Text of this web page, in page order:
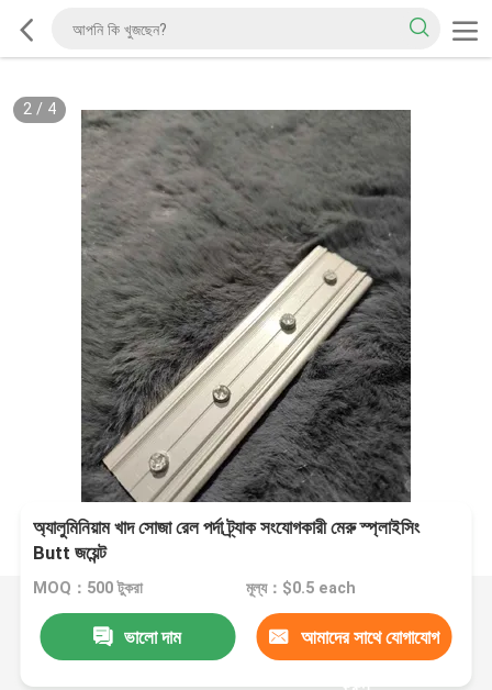
2/ 4
অ্যালুমিনিয়াম খাদ সোজা রেল পর্দা ট্র্যাক সংযোগকারী মেরু স্প্লাইসিং
Butt জয়েন্ট
MOQ：500 টুকরা মূল্য：$0.5 each
ভালো দাম আমাদের সাথে যোগাযোগ
করুন